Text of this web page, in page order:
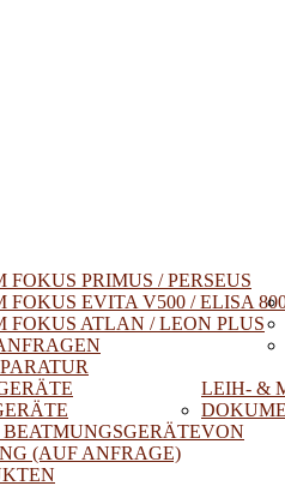
FOKUS PRIMUS / PERSEUS
FOKUS EVITA V500 / ELISA
FOKUS ATLAN / LEON PLUS
LEIH- &
(AUF ANFRAGE)
VON